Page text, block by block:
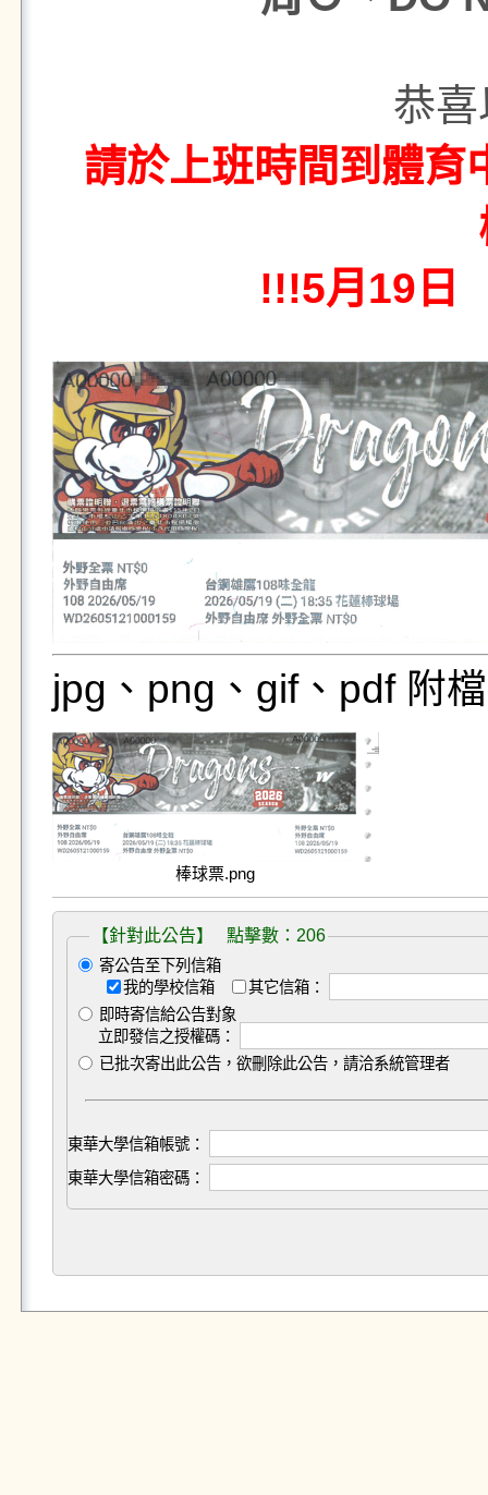
恭
請於上班時間到體育
!!!5月19日
jpg、png、gif、pdf 附
棒球票.png
【針對此公告】 點擊數：206
寄公告至下列信箱
我的學校信箱
其它信箱：
即時寄信給公告對象
立即發信之授權碼：
已批次寄出此公告，欲刪除此公告，請洽系統管理者
東華大學信箱帳號：
東華大學信箱密碼：